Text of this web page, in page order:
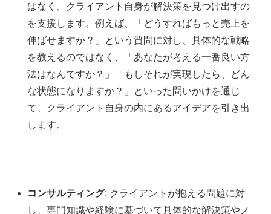
はなく、クライアント自身が解決策を見つけ出すの
を支援します。例えば、「どうすればもっと売上を
伸ばせますか？」という質問に対し、具体的な戦略
を教えるのではなく、「あなたが考える一番良い方
法はなんですか？」「もしそれが実現したら、どん
な状態になりますか？」といった問いかけを通じ
て、クライアント自身の内にあるアイデアを引き出
します。
コンサルティング: クライアントが抱える問題に対
し、専門知識や経験に基づいて具体的な解決策やノ